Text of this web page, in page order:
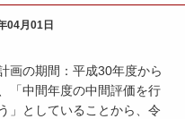
04月01日
画の期間：平成30年度から
「中間年度の中間評価を行
」としていることから、令